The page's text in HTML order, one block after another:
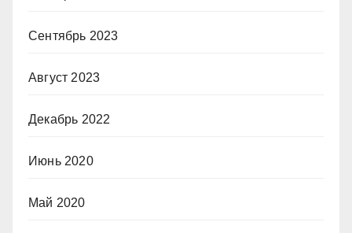
Сентябрь 2023
Август 2023
Декабрь 2022
Июнь 2020
Май 2020